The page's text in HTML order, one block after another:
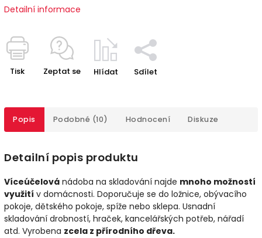
Detailní informace
Tisk Zeptat se Hlídat Sdílet
Popis Podobné (10) Hodnocení Diskuze
Detailní popis produktu
Víceúčelová nádoba na skladování najde mnoho možností
využití v domácnosti. Doporučuje se do ložnice, obývacího
pokoje, dětského pokoje, spíže nebo sklepa. Usnadní
skladování drobností, hraček, kancelářských potřeb, nářadí
atd. Vyrobena zcela z přírodního dřeva.